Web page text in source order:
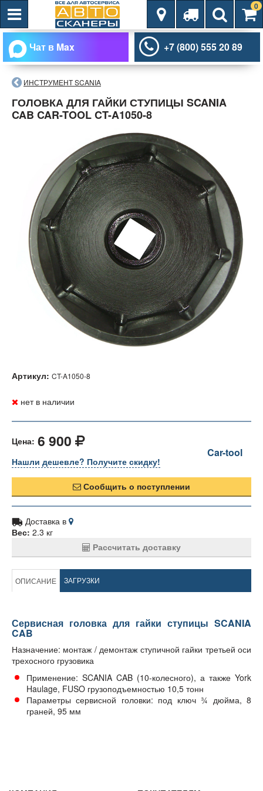
0
Чат в Max +7 (800) 555 20 89
ИНСТРУМЕНТ SCANIA
ГОЛОВКА ДЛЯ ГАЙКИ СТУПИЦЫ SCANIA
CAB CAR-TOOL CT-A1050-8
Артикул: CT-A1050-8
нет в наличии
Цена: 6 900
Car-tool
Нашли дешевле? Получите скидку!
Сообщить о поступлении
Доставка в
Вес: 2.3 кг
Рассчитать доставку
ОПИСАНИЕ ЗАГРУЗКИ
Сервисная головка для гайки ступицы SCANIA
CAB
Назначение: монтаж / демонтаж ступичной гайки третьей оси
трехосного грузовика
Применение: SCANIA CAB (10-колесного), а также York
Haulage, FUSO грузоподъемностью 10,5 тонн
Параметры сервисной головки: под ключ ¾ дюйма, 8
граней, 95 мм